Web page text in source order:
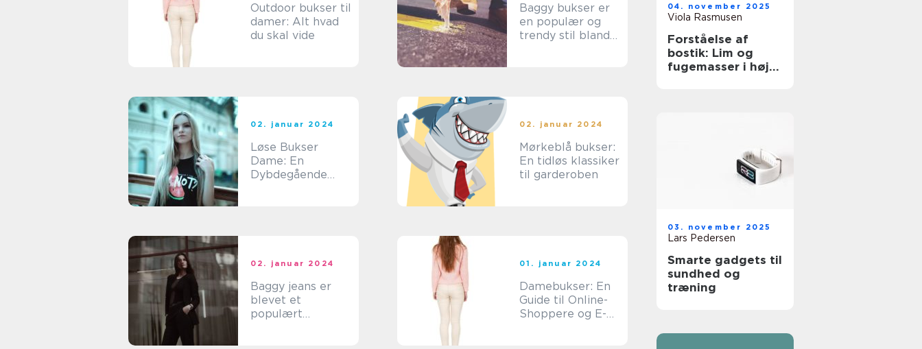
Outdoor bukser til
damer: Alt hvad
du skal vide
Baggy bukser er
en populær og
trendy stil blandt
02. januar 2024
Løse Bukser
Dame: En
Dybdegående
02. januar 2024
Mørkeblå bukser:
En tidløs klassiker
til garderoben
02. januar 2024
Baggy jeans er
blevet et
populært
01. januar 2024
Damebukser: En
Guide til Online-
Shoppere og E-
04. november 2025
Viola Rasmusen
Forståelse af
bostik: Lim og
fugemasser i høj
03. november 2025
Lars Pedersen
Smarte gadgets til
sundhed og
træning